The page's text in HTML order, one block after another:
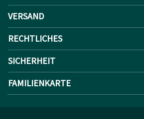
VERSAND
RECHTLICHES
SICHERHEIT
FAMILIENKARTE